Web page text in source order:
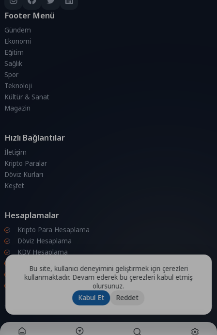
Footer Menü
Gündem
Ekonomi
Eğitim
Sağlık
Spor
Teknoloji
Kültür & Sanat
Magazin
Hızlı Bağlantılar
İletişim
Kripto Paralar
Döviz Kurları
Keşfet
Hesaplamalar
Kripto Para Hesaplama
Döviz Hesaplama
KDV Hesaplama
Zam Hesaplama
Bu site, kullanıcı deneyimini geliştirmek için çerezleri
kullanmaktadır. Devam ederek bu çerezleri kabul etmiş
olursunuz.
Kabul Et
Reddet